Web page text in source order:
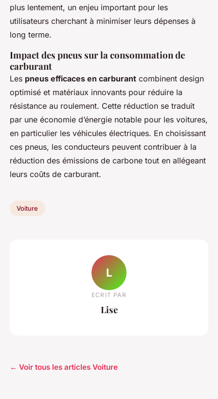
plus lentement, un enjeu important pour les
utilisateurs cherchant à minimiser leurs dépenses à
long terme.
Impact des pneus sur la consommation de
carburant
Les pneus efficaces en carburant combinent design
optimisé et matériaux innovants pour réduire la
résistance au roulement. Cette réduction se traduit
par une économie d’énergie notable pour les voitures,
en particulier les véhicules électriques. En choisissant
ces pneus, les conducteurs peuvent contribuer à la
réduction des émissions de carbone tout en allégeant
leurs coûts de carburant.
Voiture
L
ECRIT PAR
Lise
← Voir tous les articles Voiture